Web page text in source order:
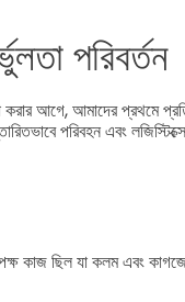
পরিবর্তন
আগে, আমাদের প্রথমে
পরিবহন এবং
কাজ ছিল যা কলম এবং